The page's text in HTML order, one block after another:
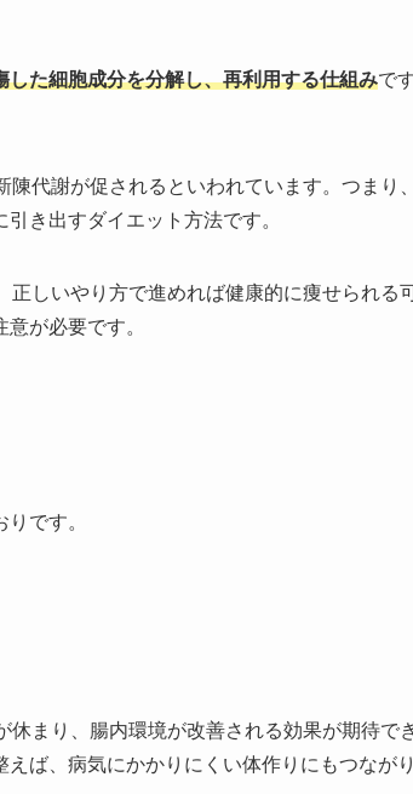
た細胞成分を分解し、再利用する仕組みで
代謝が促されるといわれています。つまり
き出すダイエット方法です。
しいやり方で進めれば健康的に痩せられる
が必要です。
です。
まり、腸内環境が改善される効果が期待で
ば、病気にかかりにくい体作りにもつながり